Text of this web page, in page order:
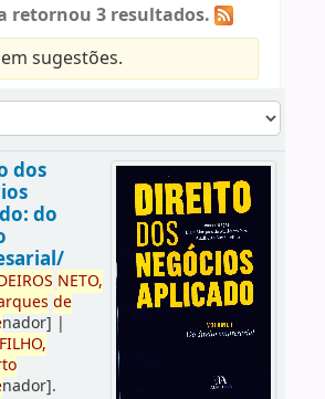
retornou 3 resultados.
sugestões.
dos
do
IROS NETO,
de
nador] |
FILHO,
nador].